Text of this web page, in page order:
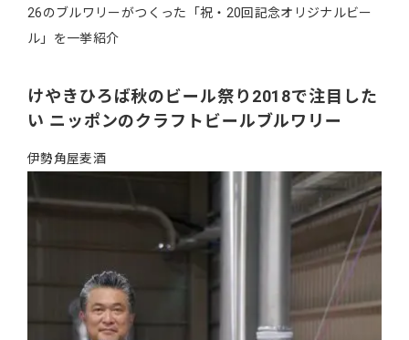
26のブルワリーがつくった「祝・20回記念オリジナルビー
ル」を一挙紹介
けやきひろば秋のビール祭り2018で注目した
い ニッポンのクラフトビールブルワリー
伊勢角屋麦酒